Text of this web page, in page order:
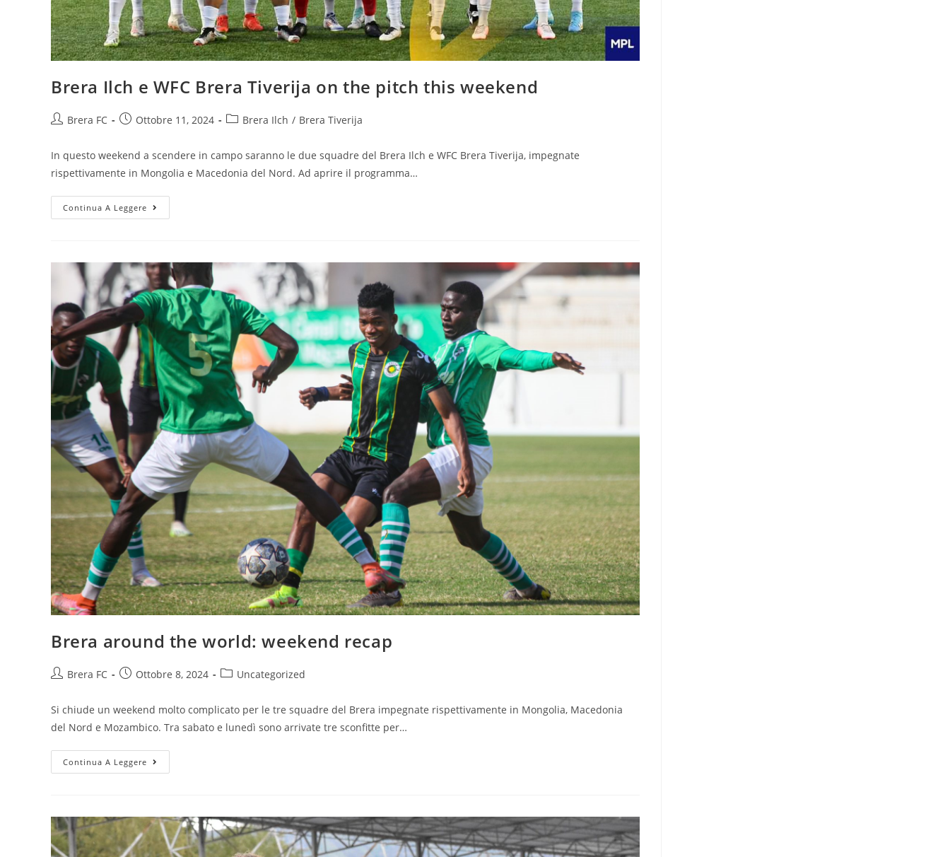
Brera Ilch e WFC Brera Tiverija on the pitch this weekend
Brera FC Ottobre 11, 2024 Brera Ilch / Brera Tiverija
In questo weekend a scendere in campo saranno le due squadre del Brera Ilch e WFC Brera Tiverija, impegnate
rispettivamente in Mongolia e Macedonia del Nord. Ad aprire il programma…
Continua A Leggere
Brera around the world: weekend recap
Brera FC Ottobre 8, 2024 Uncategorized
Si chiude un weekend molto complicato per le tre squadre del Brera impegnate rispettivamente in Mongolia, Macedonia
del Nord e Mozambico. Tra sabato e lunedì sono arrivate tre sconfitte per…
Continua A Leggere